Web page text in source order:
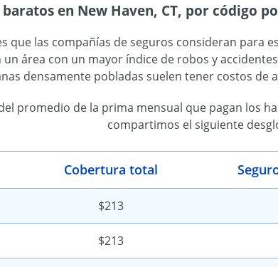
en New Haven, CT, por código
que las compañías de seguros consideran para
un área con un mayor índice de robos y
densamente pobladas suelen tener costos de
promedio de la prima mensual que pagan los
compartimos el siguiente
Cobertura total
$213
$213